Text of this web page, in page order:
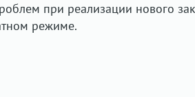
при реализации нового
режиме.